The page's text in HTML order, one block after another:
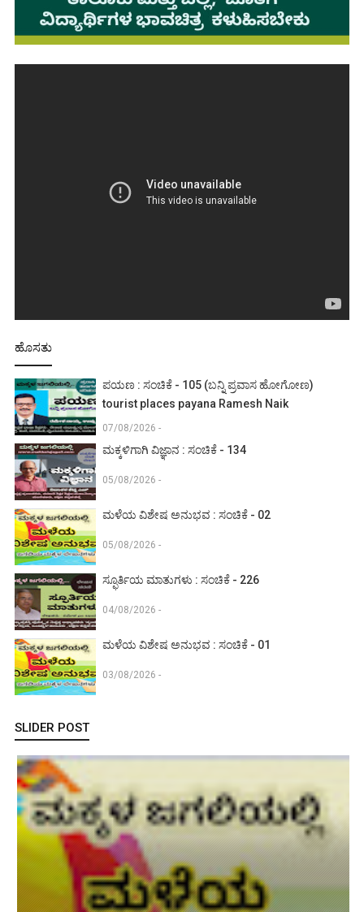
ಹೊಸತು
ಪಯಣ : ಸಂಚಿಕೆ - 105 (ಬನ್ನಿ ಪ್ರವಾಸ ಹೋಗೋಣ)
tourist places payana Ramesh Naik
07/08/2026 -
ಮಕ್ಕಳಿಗಾಗಿ ವಿಜ್ಞಾನ : ಸಂಚಿಕೆ - 134
05/08/2026 -
ಮಳೆಯ ವಿಶೇಷ ಅನುಭವ : ಸಂಚಿಕೆ - 02
05/08/2026 -
ಸ್ಫೂರ್ತಿಯ ಮಾತುಗಳು : ಸಂಚಿಕೆ - 226
04/08/2026 -
ಮಳೆಯ ವಿಶೇಷ ಅನುಭವ : ಸಂಚಿಕೆ - 01
03/08/2026 -
SLIDER POST